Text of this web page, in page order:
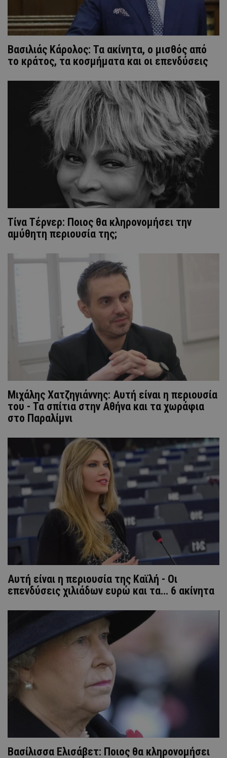
Βασιλιάς Κάρολος: Τα ακίνητα, ο μισθός από
το κράτος, τα κοσμήματα και οι επενδύσεις
Τίνα Τέρνερ: Ποιος θα κληρονομήσει την
αμύθητη περιουσία της;
Μιχάλης Χατζηγιάννης: Αυτή είναι η περιουσία
του - Τα σπίτια στην Αθήνα και τα χωράφια
στο Παραλίμνι
Αυτή είναι η περιουσία της Καϊλή - Οι
επενδύσεις χιλιάδων ευρώ και τα... 6 ακίνητα
Βασίλισσα Ελισάβετ: Ποιος θα κληρονομήσει